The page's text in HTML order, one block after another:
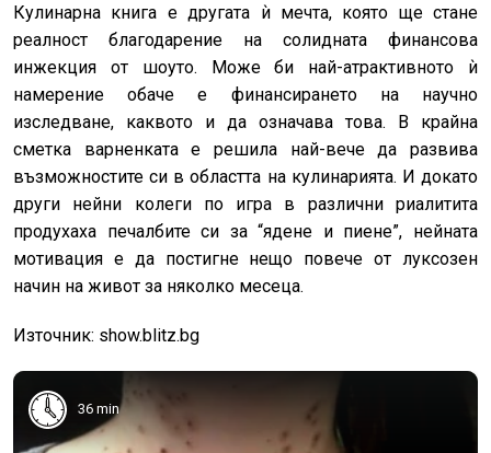
Кулинарна книга е другата ѝ мечта, която ще стане
реалност благодарение на солидната финансова
инжекция от шоуто. Може би най-атрактивното ѝ
намерение обаче е финансирането на научно
изследване, каквото и да означава това. В крайна
сметка варненката е решила най-вече да развива
възможностите си в областта на кулинарията. И докато
други нейни колеги по игра в различни риалитита
продухаха печалбите си за “ядене и пиене”, нейната
мотивация е да постигне нещо повече от луксозен
начин на живот за няколко месеца.
Източник: show.blitz.bg
36 min